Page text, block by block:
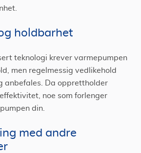
holdbarhet
teknologi krever varmepumpen
men regelmessig vedlikehold
anbefales. Da opprettholder
noe som forlenger
din.
med andre